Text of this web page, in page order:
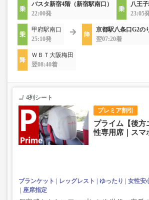
バスタ新宿4階（新宿駅南口）
22:00発
八王
23:05
甲府駅南口
25:10発
京都駅八条口G2の
翌07:20着
ＷＢＴ大阪梅田
翌08:40着
プレミア割引
4列シート
プライム【後方
性専用席｜スマ
ブランケット レッグレスト ゆったり 女性安
座席指定